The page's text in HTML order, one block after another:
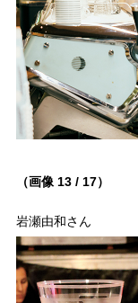
（画像 13 / 17）
岩瀬由和さん